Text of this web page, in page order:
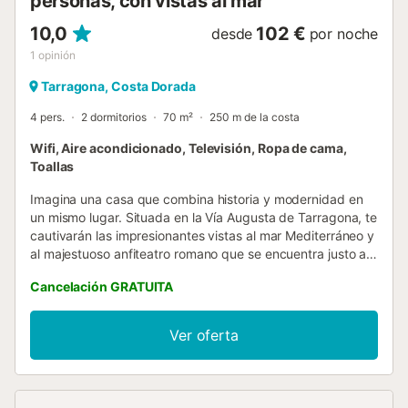
10,0
1 opinión
desde 102 € por noche
Tarragona, Costa Dorada
4 pers. 2 dormitorios 70 m² 250 m de la costa
Wifi, Aire acondicionado, Televisión, Ropa de cama,
Toallas
Imagina una casa que combina historia y modernidad en
un mismo lugar. Situada en la Vía Augusta de Tarragona, te
cautivarán las impresionantes vistas al mar Mediterráneo y
al majestuoso anfiteatro romano que se encuentra justo al
ciudad de Tarragona. Podrás pasear por las calles
empedradas y empaparte de la historia romana, visitando
lugares como la catedral, el circo romano y el casco
antiguo de la ciudad. Tasa turística adicional: Ten en
cuenta que en nuestra ciudad se aplica una tasa turística
Cancelación GRATUITA
Ver oferta